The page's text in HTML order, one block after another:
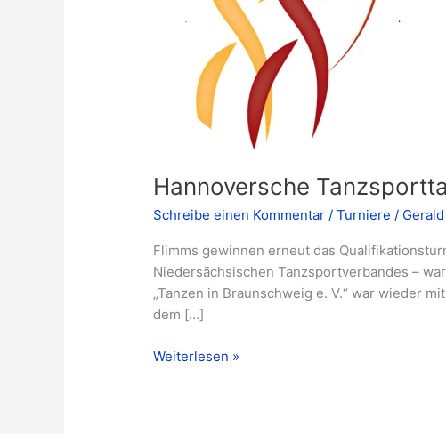
Hannoversche
Schreibe einen Kommentar /Turniere /
Flimms gewinnen erneut das
Niedersächsischen Tanzsportverbandes –
„Tanzen in Braunschweig e. V.“ war wieder
dem […]
Hannoversche
Weiterlesen »